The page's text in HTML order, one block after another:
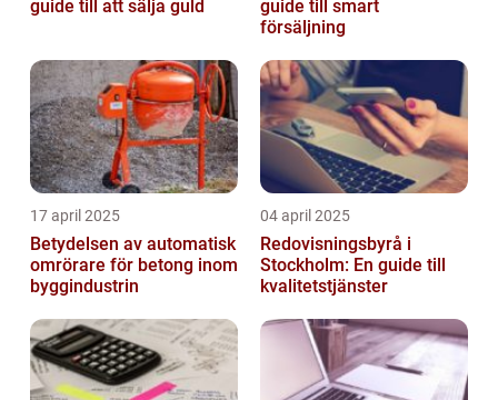
guide till att sälja guld
guide till smart
försäljning
17 april 2025
Betydelsen av automatisk
omrörare för betong inom
byggindustrin
04 april 2025
Redovisningsbyrå i
Stockholm: En guide till
kvalitetstjänster